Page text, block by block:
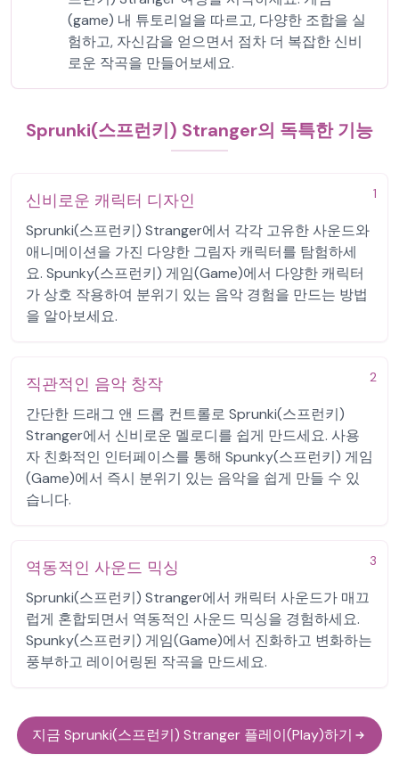
(game) 내 튜토리얼을 따르고, 다양한 조합을 실
험하고, 자신감을 얻으면서 점차 더 복잡한 신비
로운 작곡을 만들어보세요.
Sprunki(스프런키) Stranger의 독특한 기능
1
신비로운 캐릭터 디자인
Sprunki(스프런키) Stranger에서 각각 고유한 사운드와
애니메이션을 가진 다양한 그림자 캐릭터를 탐험하세
요. Spunky(스프런키) 게임(Game)에서 다양한 캐릭터
가 상호 작용하여 분위기 있는 음악 경험을 만드는 방법
을 알아보세요.
2
직관적인 음악 창작
간단한 드래그 앤 드롭 컨트롤로 Sprunki(스프런키)
Stranger에서 신비로운 멜로디를 쉽게 만드세요. 사용
자 친화적인 인터페이스를 통해 Spunky(스프런키) 게임
(Game)에서 즉시 분위기 있는 음악을 쉽게 만들 수 있
습니다.
3
역동적인 사운드 믹싱
Sprunki(스프런키) Stranger에서 캐릭터 사운드가 매끄
럽게 혼합되면서 역동적인 사운드 믹싱을 경험하세요.
Spunky(스프런키) 게임(Game)에서 진화하고 변화하는
풍부하고 레이어링된 작곡을 만드세요.
지금 Sprunki(스프런키) Stranger 플레이(Play)하기